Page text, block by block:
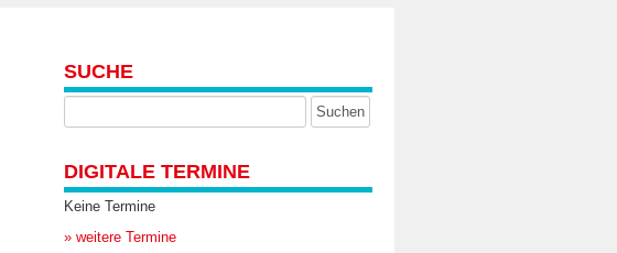
SUCHE
DIGITALE TERMINE
Keine Termine
» weitere Termine